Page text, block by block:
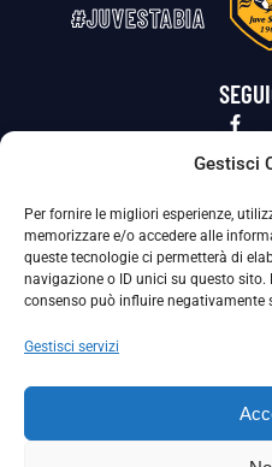
Gestisci
Per fornire le migliori esperienze,
memorizzare e/o accedere alle
queste tecnologie ci permetterà di
navigazione o ID unici su questo sito.
consenso può influire negativamente
Gestisci servizi
#JUVESTABIA
Privacy Policy
La Società ha nominato il Responsabile della Protezione dei
adottate dalla nostra Società
Per contattare il